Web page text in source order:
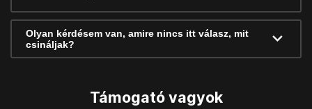
Olyan kérdésem van, amire nincs itt válasz, mit
csináljak?
Támogató vagyok